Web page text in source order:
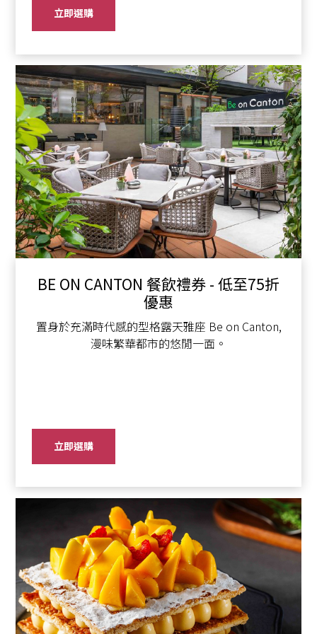
立即選購
BE ON CANTON 餐飲禮券 - 低至75折
優惠
置身於充滿時代感的型格露天雅座 Be on Canton,
漫味繁華都市的悠閒一面。
立即選購